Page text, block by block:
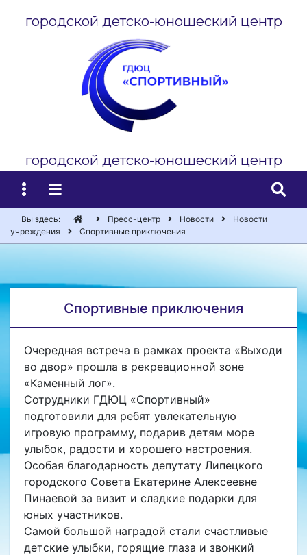
городской детско-юношеский центр
городской детско-юношеский центр
Вы здесь: Пресс-центр Новости
Новости
учреждения
Спортивные приключения
Спортивные приключения
Очередная встреча в рамках проекта «Выходи
во двор» прошла в рекреационной зоне
«Каменный лог».
Сотрудники ГДЮЦ «Спортивный»
подготовили для ребят увлекательную
игровую программу, подарив детям море
улыбок, радости и хорошего настроения.
Особая благодарность депутату Липецкого
городского Совета Екатерине Алексеевне
Пинаевой за визит и сладкие подарки для
юных участников.
Самой большой наградой стали счастливые
детские улыбки, горящие глаза и звонкий